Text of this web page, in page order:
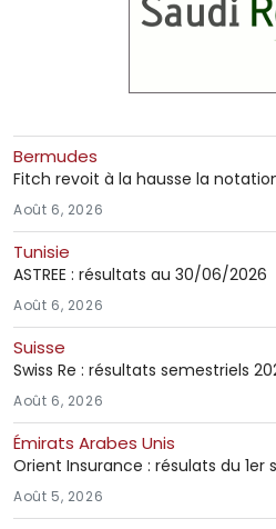
Bermudes
Fitch revoit à la hausse la notation
Août 6, 2026
Tunisie
ASTREE : résultats au 30/06/2026
Août 6, 2026
Suisse
Swiss Re : résultats semestriels
Août 6, 2026
Émirats Arabes Unis
Orient Insurance : résulats du 1er
Août 5, 2026